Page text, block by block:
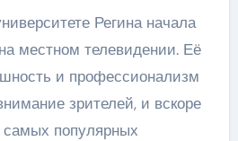
Регина начала
местном телевидении. Её
и профессионализм
зрителей, и вскоре
самых популярных